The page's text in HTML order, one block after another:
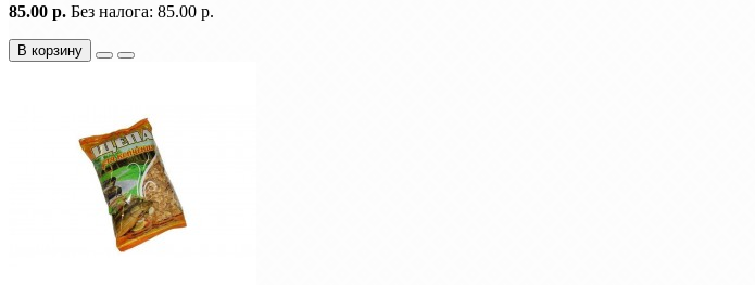
85.00 р. Без налога: 85.00 р.
В корзину